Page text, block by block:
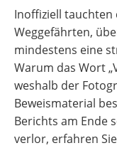
Inoffiziell tauchten
Weggefährten,
mindestens eine
Warum das Wort
weshalb der
Beweismaterial
Berichts am Ende
verlor, erfahren